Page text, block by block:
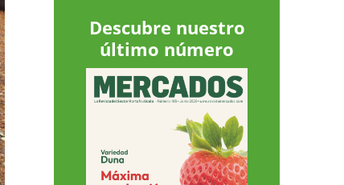
Descubre nuestro
último número